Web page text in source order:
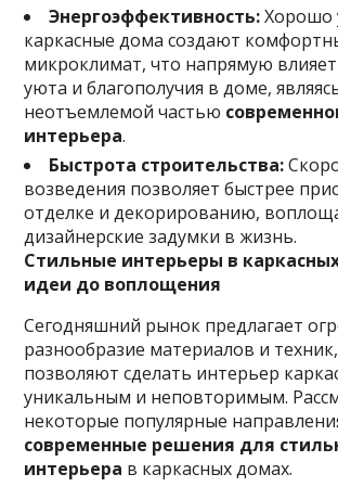
Энергоэффективность:Хорошо
каркасные дома создают
микроклимат, что напрямую
уюта и благополучия в доме,
неотъемлемой частью
интерьера.
Быстрота строительства:
возведения позволяет быстрее
отделке и декорированию,
дизайнерские задумки в жизнь.
Стильные интерьеры в
идеи до воплощения
Сегодняшний рынок предлагает
разнообразие материалов и
позволяют сделать интерьер
уникальным и неповторимым.
некоторые популярные
современные решения для
интерьера в каркасных домах.